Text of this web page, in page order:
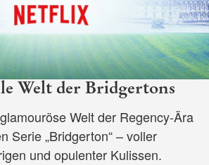
Welt der Bridgertons
Welt der Regency-Ära
Serie „Bridgerton“ – voller
und opulenter Kulissen.